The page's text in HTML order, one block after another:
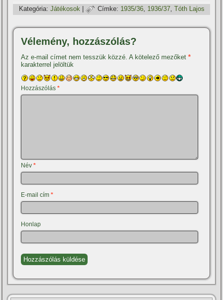
Kategória: Játékosok | Címke: 1935/36, 1936/37,Tóth Lajos
Vélemény, hozzászólás?
Az e-mail címet nem tesszük közzé. A kötelező mezőket*
karakterrel jelöltük
Hozzászólás*
Név*
E-mail cím*
Honlap